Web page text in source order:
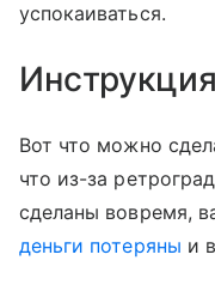
успокаиваться.
Вот что можно
что из-за
сделаны вовремя,
деньги потеряны и